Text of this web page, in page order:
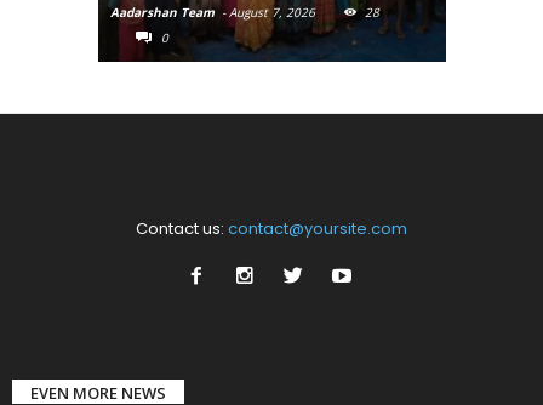
Aadarshan Team - August 7, 2026
28
0
Contact us: contact@yoursite.com
EVEN MORE NEWS